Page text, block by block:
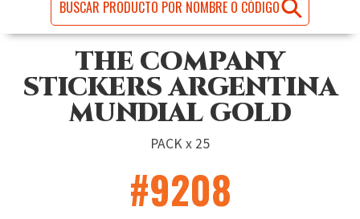
THE COMPANY
STICKERS ARGENTINA
MUNDIAL GOLD
PACK x 25
#9208